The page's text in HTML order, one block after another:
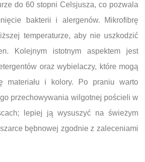
do 60 stopni Celsjusza, co pozwala
bakterii i alergenów. Mikrofibrę
temperaturze, aby nie uszkodzić
Kolejnym istotnym aspektem jest
oraz wybielaczy, które mogą
materiału i kolory. Po praniu warto
przechowywania wilgotnej pościeli w
lepiej ją wysuszyć na świeżym
bębnowej zgodnie z zaleceniami